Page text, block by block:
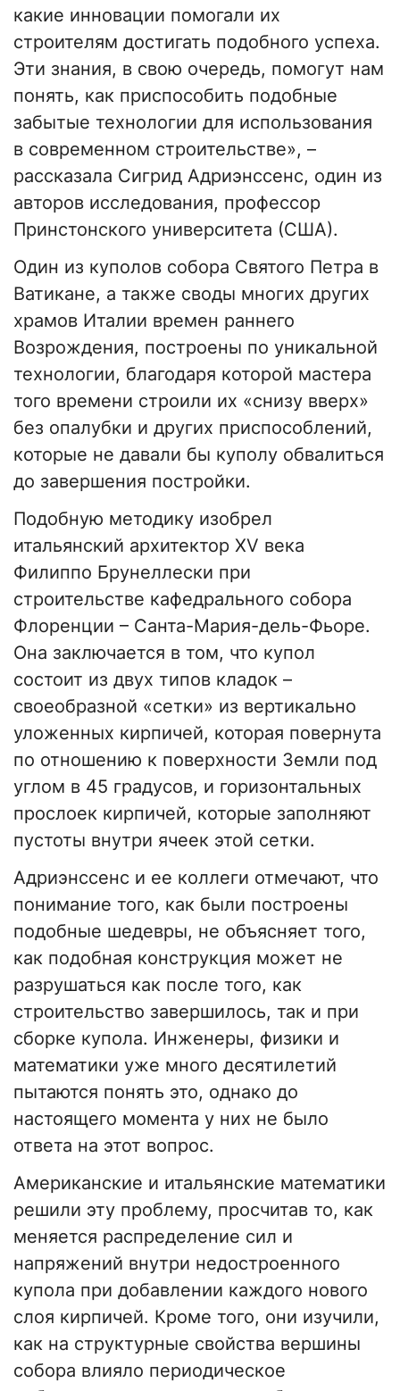
какие инновации помогали их
строителям достигать подобного успеха.
Эти знания, в свою очередь, помогут нам
понять, как приспособить подобные
забытые технологии для использования
в современном строительстве», –
рассказала Сигрид Адриэнссенс, один из
авторов исследования, профессор
Принстонского университета (США).
Один из куполов собора Святого Петра в
Ватикане, а также своды многих других
храмов Италии времен раннего
Возрождения, построены по уникальной
технологии, благодаря которой мастера
того времени строили их «снизу вверх»
без опалубки и других приспособлений,
которые не давали бы куполу обвалиться
до завершения постройки.
Подобную методику изобрел
итальянский архитектор XV века
Филиппо Брунеллески при
строительстве кафедрального собора
Флоренции – Санта-Мария-дель-Фьоре.
Она заключается в том, что купол
состоит из двух типов кладок –
своеобразной «сетки» из вертикально
уложенных кирпичей, которая повернута
по отношению к поверхности Земли под
углом в 45 градусов, и горизонтальных
прослоек кирпичей, которые заполняют
пустоты внутри ячеек этой сетки.
Адриэнссенс и ее коллеги отмечают, что
понимание того, как были построены
подобные шедевры, не объясняет того,
как подобная конструкция может не
разрушаться как после того, как
строительство завершилось, так и при
сборке купола. Инженеры, физики и
математики уже много десятилетий
пытаются понять это, однако до
настоящего момента у них не было
ответа на этот вопрос.
Американские и итальянские математики
решили эту проблему, просчитав то, как
меняется распределение сил и
напряжений внутри недостроенного
купола при добавлении каждого нового
слоя кирпичей. Кроме того, они изучили,
как на структурные свойства вершины
собора влияло периодическое